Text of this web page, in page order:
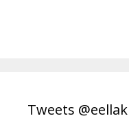
Tweets @eellak